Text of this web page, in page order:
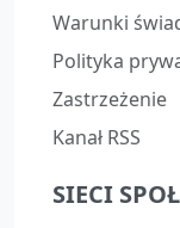
Warunki
Polityka
Zastrzeżenie
Kanał RSS
SIECI